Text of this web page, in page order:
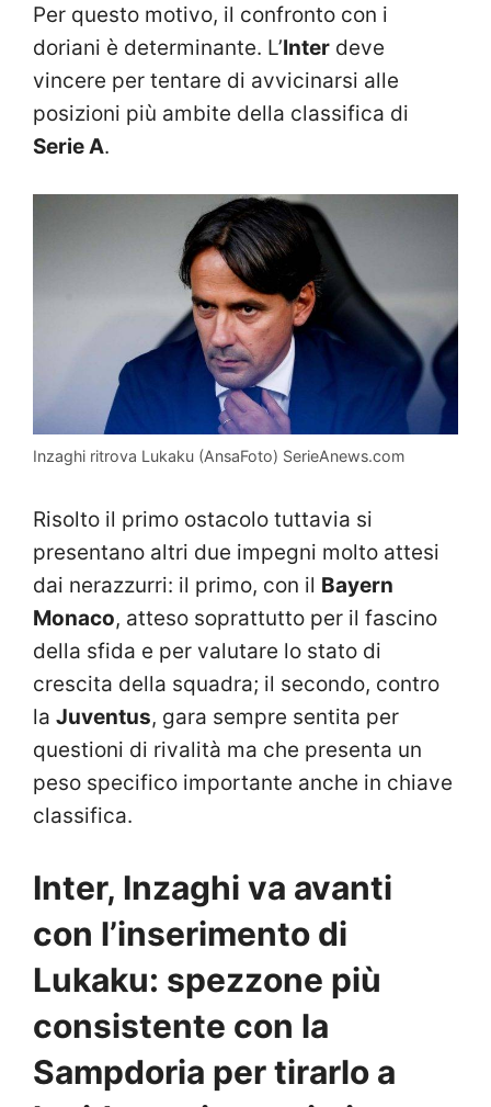
Per questo motivo, il confronto con i
doriani è determinante. L’Inter deve
vincere per tentare di avvicinarsi alle
posizioni più ambite della classifica di
Serie A.
Inzaghi ritrova Lukaku (AnsaFoto) SerieAnews.com
Risolto il primo ostacolo tuttavia si
presentano altri due impegni molto attesi
dai nerazzurri: il primo, con il Bayern
Monaco, atteso soprattutto per il fascino
della sfida e per valutare lo stato di
crescita della squadra; il secondo, contro
la Juventus, gara sempre sentita per
questioni di rivalità ma che presenta un
peso specifico importante anche in chiave
classifica.
Inter, Inzaghi va avanti
con l’inserimento di
Lukaku: spezzone più
consistente con la
Sampdoria per tirarlo a